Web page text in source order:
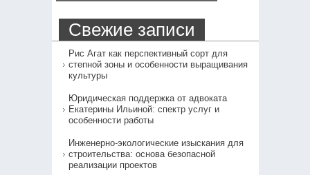
Свежие записи
Рис Агат как перспективный сорт для
степной зоны и особенности выращивания
культуры
Юридическая поддержка от адвоката
Екатерины Ильиной: спектр услуг и
особенности работы
Инженерно-экологические изыскания для
строительства: основа безопасной
реализации проектов